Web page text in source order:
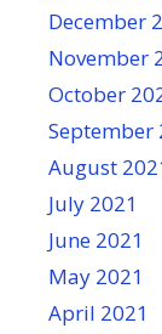
December
November
October
September
August
July 2021
June 2021
May 2021
April 2021